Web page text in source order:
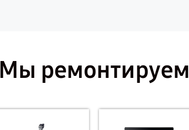
Мы ремонтируем